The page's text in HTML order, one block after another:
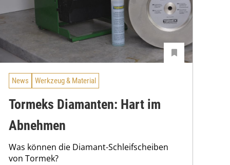
News Werkzeug & Material
Tormeks Diamanten: Hart im
Abnehmen
Was können die Diamant-Schleifscheiben
von Tormek?